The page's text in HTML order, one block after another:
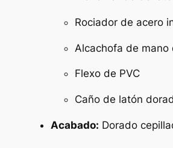
Rociador de acero
Alcachofa de mano
Flexo de PVC
Caño de latón
Acabado: Dorado